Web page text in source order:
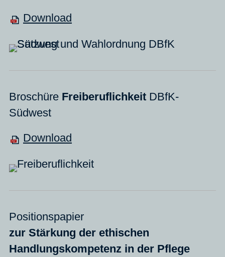
Download
Broschüre Freiberuflichkeit DBfK-
Südwest
Download
Positionspapier
zur Stärkung der ethischen
Handlungskompetenz in der Pflege